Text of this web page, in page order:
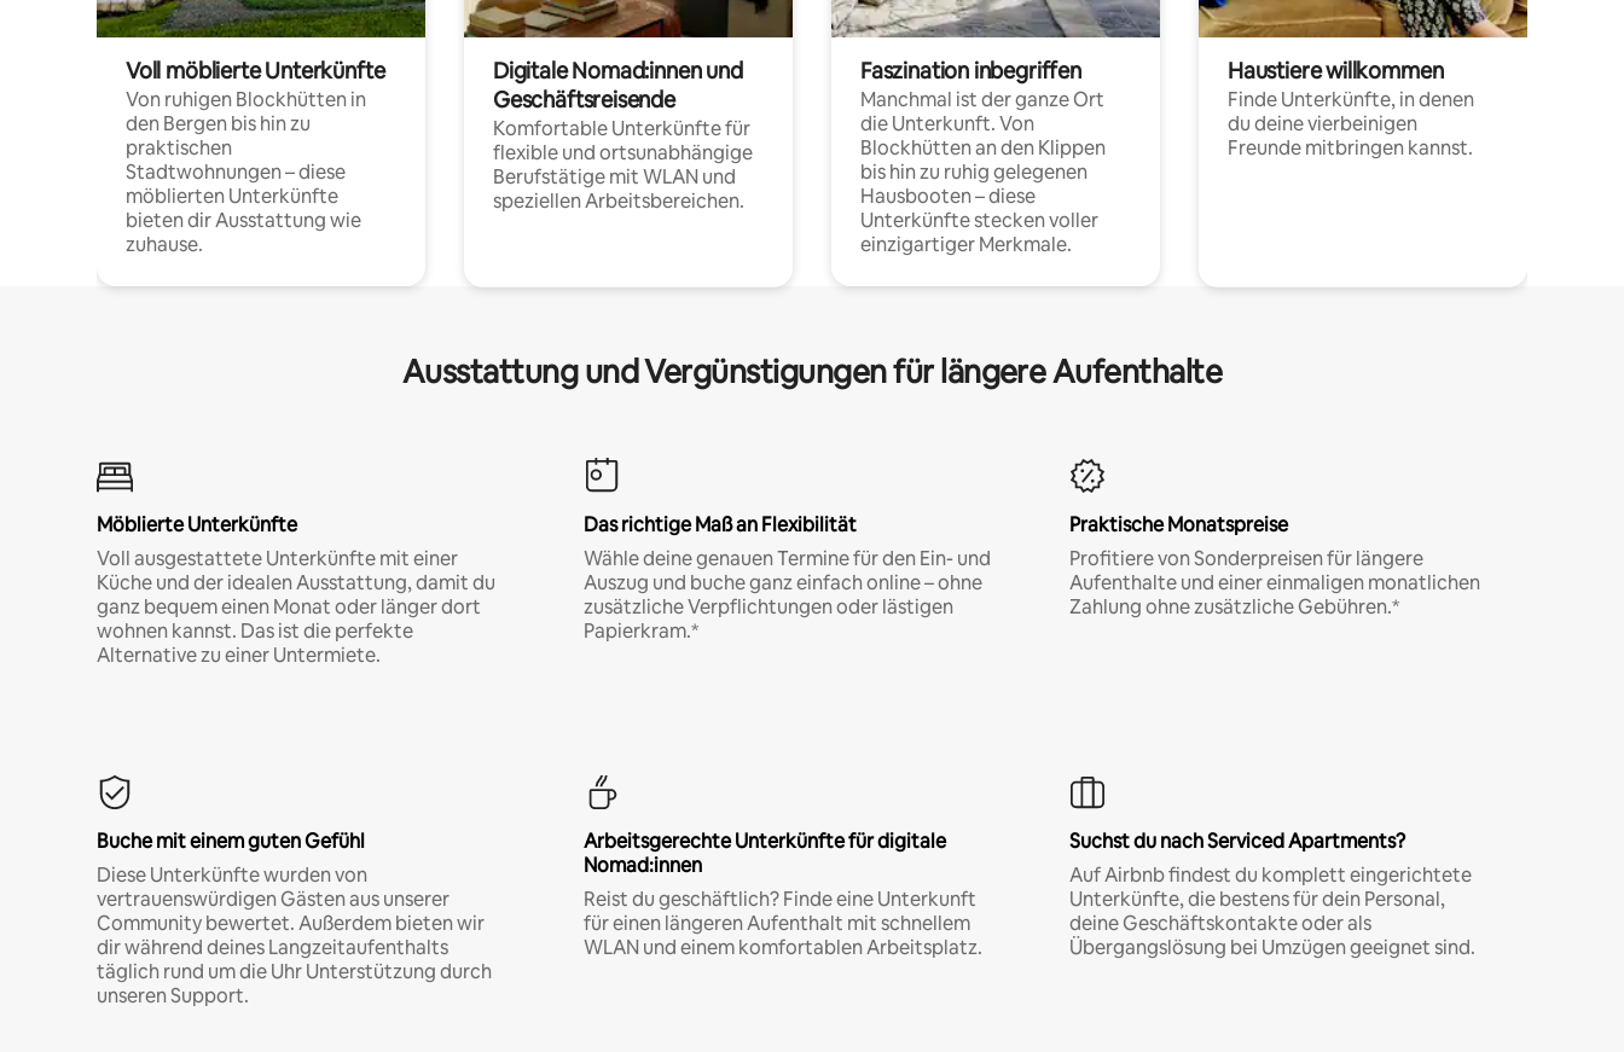
Voll möblierte Unterkünfte
Von ruhigen Blockhütten in
den Bergen bis hin zu
praktischen
Stadtwohnungen – diese
möblierten Unterkünfte
bieten dir Ausstattung wie
zuhause.
Digitale Nomad:innen und
Geschäftsreisende
Komfortable Unterkünfte für
flexible und ortsunabhängige
Berufstätige mit WLAN und
speziellen Arbeitsbereichen.
Faszination inbegriffen
Manchmal ist der ganze Ort
die Unterkunft. Von
Blockhütten an den Klippen
bis hin zu ruhig gelegenen
Hausbooten – diese
Unterkünfte stecken voller
einzigartiger Merkmale.
Haustiere willkommen
Finde Unterkünfte, in denen
du deine vierbeinigen
Freunde mitbringen kannst.
Ausstattung und Vergünstigungen für längere Aufenthalte
Möblierte Unterkünfte
Voll ausgestattete Unterkünfte mit einer
Küche und der idealen Ausstattung, damit du
ganz bequem einen Monat oder länger dort
wohnen kannst. Das ist die perfekte
Alternative zu einer Untermiete.
Das richtige Maß an Flexibilität
Wähle deine genauen Termine für den Ein- und
Auszug und buche ganz einfach online – ohne
zusätzliche Verpflichtungen oder lästigen
Papierkram.*
Praktische Monatspreise
Profitiere von Sonderpreisen für längere
Aufenthalte und einer einmaligen monatlichen
Zahlung ohne zusätzliche Gebühren.*
Buche mit einem guten Gefühl
Diese Unterkünfte wurden von
vertrauenswürdigen Gästen aus unserer
Community bewertet. Außerdem bieten wir
dir während deines Langzeitaufenthalts
täglich rund um die Uhr Unterstützung durch
unseren Support.
Arbeitsgerechte Unterkünfte für digitale
Nomad:innen
Reist du geschäftlich? Finde eine Unterkunft
für einen längeren Aufenthalt mit schnellem
WLAN und einem komfortablen Arbeitsplatz.
Suchst du nach Serviced Apartments?
Auf Airbnb findest du komplett eingerichtete
Unterkünfte, die bestens für dein Personal,
deine Geschäftskontakte oder als
Übergangslösung bei Umzügen geeignet sind.